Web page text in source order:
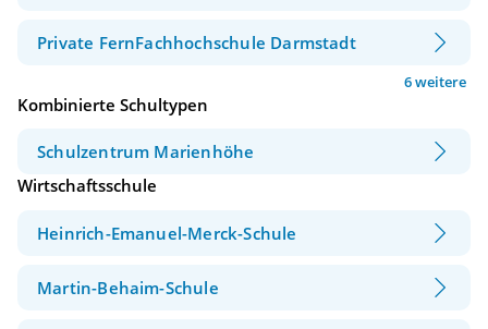
Private FernFachhochschule Darmstadt
6 weitere
Kombinierte Schultypen
Schulzentrum Marienhöhe
Wirtschaftsschule
Heinrich-Emanuel-Merck-Schule
Martin-Behaim-Schule